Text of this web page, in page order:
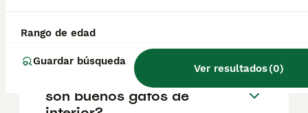
Rango de edad
Guardar búsqueda
Ver resultados(0)
decisión.
¿Los gatos Kurilian bobtail
son buenos gatos de